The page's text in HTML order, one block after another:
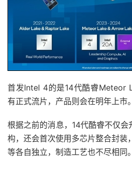
首发Intel 4的是14代酷睿Meteor
有正式流片，产品则会在明年上市。
根据之前的消息，14代酷睿不仅
构，还会首次使用多芯片整合封装
等各自独立，制造工艺也不尽相同。